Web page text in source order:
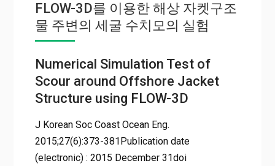
FLOW-3D를 이용한 해상 자켓구조
물 주변의 세굴 수치모의 실험
Numerical Simulation Test of
Scour around Offshore Jacket
Structure using FLOW-3D
J Korean Soc Coast Ocean Eng.
2015;27(6):373-381Publication date
(electronic) : 2015 December 31doi